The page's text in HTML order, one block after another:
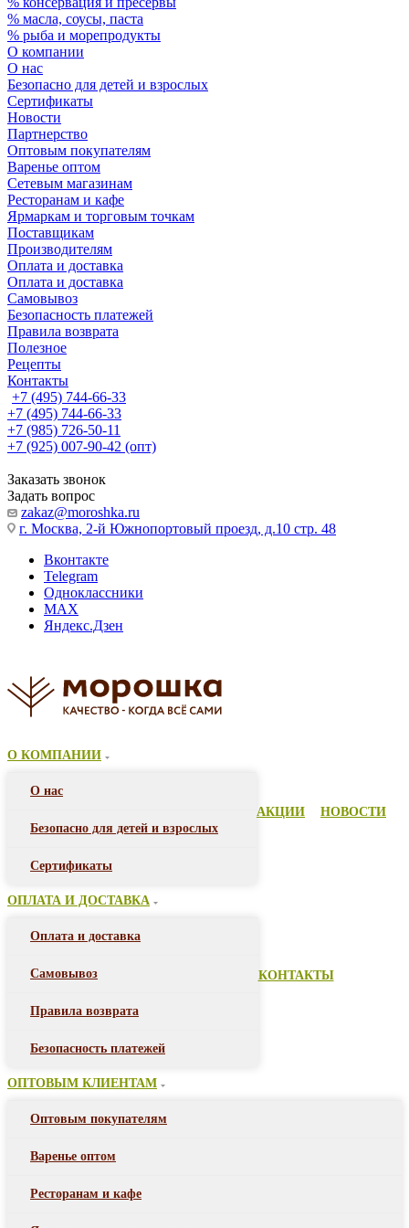
% масла, соусы, паста
% рыба и морепродукты
О компании
О нас
Безопасно для детей и взрослых
Сертификаты
Новости
Партнерство
Оптовым покупателям
Варенье оптом
Сетевым магазинам
Ресторанам и кафе
Ярмаркам и торговым точкам
Поставщикам
Производителям
Оплата и доставка
Оплата и доставка
Самовывоз
Безопасность платежей
Правила возврата
Полезное
Рецепты
Контакты
+7 (495) 744-66-33
+7 (495) 744-66-33
+7 (985) 726-50-11
+7 (925) 007-90-42 (опт)
Заказать звонок
Задать вопрос
zakaz@moroshka.ru
г. Москва, 2-й Южнопортовый проезд, д.10 стр. 48
Вконтакте
Telegram
Одноклассники
MAX
Яндекс.Дзен
О КОМПАНИИ
О нас
Безопасно для детей и взрослых
Сертификаты
АКЦИИ НОВОСТИ
ОПЛАТА И ДОСТАВКА
Оплата и доставка
Самовывоз
Правила возврата
Безопасность платежей
КОНТАКТЫ
ОПТОВЫМ КЛИЕНТАМ
Оптовым покупателям
Варенье оптом
Ресторанам и кафе